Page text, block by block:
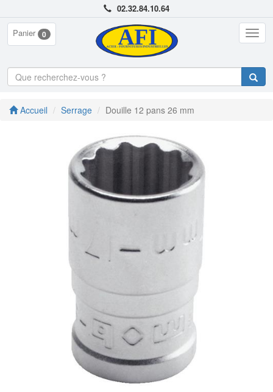
02.32.84.10.64
Panier 0
Accueil Serrage Douille 12 pans 26 mm